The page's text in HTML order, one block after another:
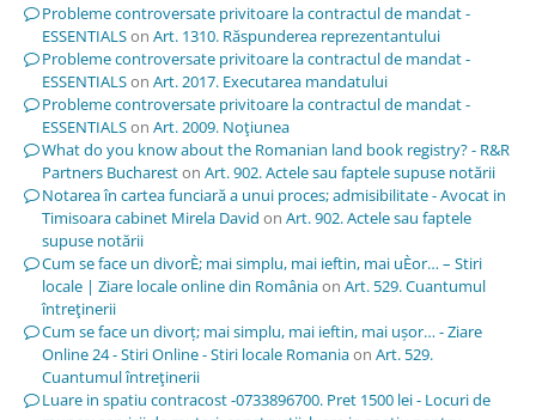
Probleme controversate privitoare la contractul de mandat -
ESSENTIALSon Art. 1310. Răspunderea reprezentantului
Probleme controversate privitoare la contractul de mandat -
ESSENTIALSon Art. 2017. Executarea mandatului
Probleme controversate privitoare la contractul de mandat -
ESSENTIALSon Art. 2009. Noţiunea
What do you know about the Romanian land book registry? - R&R
Partners Buchareston Art. 902. Actele sau faptele supuse notării
Notarea în cartea funciară a unui proces; admisibilitate - Avocat in
Timisoara cabinet Mirela David on Art. 902. Actele sau faptele
supuse notării
Cum se face un divorÈ; mai simplu, mai ieftin, mai uÈor… – Stiri
locale | Ziare locale online din Româniaon Art. 529. Cuantumul
întreţinerii
Cum se face un divorț; mai simplu, mai ieftin, mai ușor… - Ziare
Online 24 - Stiri Online - Stiri locale Romaniaon Art. 529.
Cuantumul întreţinerii
Luare in spatiu contracost -0733896700. Pret 1500 lei - Locuri de